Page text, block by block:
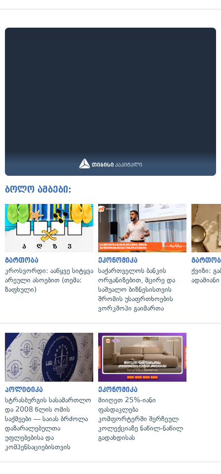
ბოლო ამბები:
გართობა
კროსვორდი: ააწყვე სიტყვა
არეული ასოებით (თემა:
ზაფხული)
ეკონომიკა
საქართველოს ბანკის
ორგანიზებით, მცირე და
საშუალო ბიზნესისთვის
შრომის უსაფრთხოების
ვორკშოპი გაიმართა
ქვიზი:
პოლიტიკა
სტრასბურგის სასამართლო
და 2008 წლის ომის
საქმეები — საიას ბრძოლა
დაზარალებულთა
უფლებებისა და
კომპენსაციებისთვის
ეკონომიკა
მიიღეთ 25%-იანი
ფასდაკლება
კომფორტერში შერჩეულ
კოლექციაზე ნაწილ-ნაწილ
გადახდისას